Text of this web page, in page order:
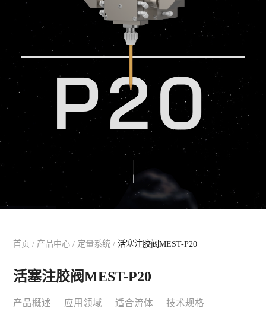
首页 / 产品中心 / 定量系统 /活塞注胶阀MEST-P20
活塞注胶阀MEST-P20
产品概述 应用领域 适合流体 技术规格